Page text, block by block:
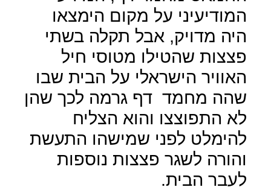
המודיעיני על מקום הימצאו
היה מדויק, אבל תקלה בשתי
פצצות שהטילו מטוסי חיל
האוויר הישראלי על הבית שבו
שהה מחמד דף גרמה לכך שהן
לא התפוצצו והוא הצליח
להימלט לפני שמישהו התעשת
והורה לשגר פצצות נוספות
לעבר הבית.